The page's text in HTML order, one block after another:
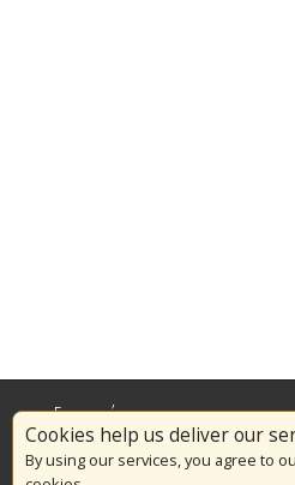
Cookies help us deliver our
By using our services, you agree to
Επικαιρότητα
Το Πυροσβεστικό Σώμα